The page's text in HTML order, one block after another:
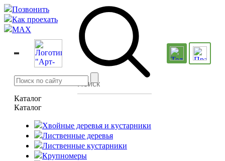
Позвонить
Как проехать
MAX
Каталог
Каталог
Хвойные деревья и кустарники
Лиственные деревья
Лиственные кустарники
Крупномеры